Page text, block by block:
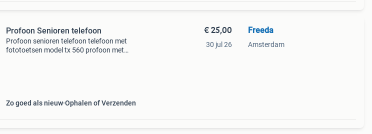
Profoon Senioren telefoon
Profoon senioren telefoon telefoon met
fototoetsen model tx 560 profoon met
Zo goed als nieuw Ophalen of Verzenden
€ 25,00
30 jul 26
Freeda
Amsterdam